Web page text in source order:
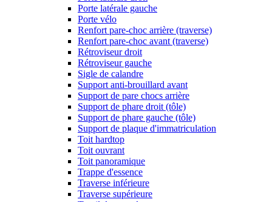
Porte latérale gauche
Porte vélo
Renfort pare-choc arrière (traverse)
Renfort pare-choc avant (traverse)
Rétroviseur droit
Rétroviseur gauche
Sigle de calandre
Support anti-brouillard avant
Support de pare chocs arrière
Support de phare droit (tôle)
Support de phare gauche (tôle)
Support de plaque d'immatriculation
Toit hardtop
Toit ouvrant
Toit panoramique
Trappe d'essence
Traverse inférieure
Traverse supérieure